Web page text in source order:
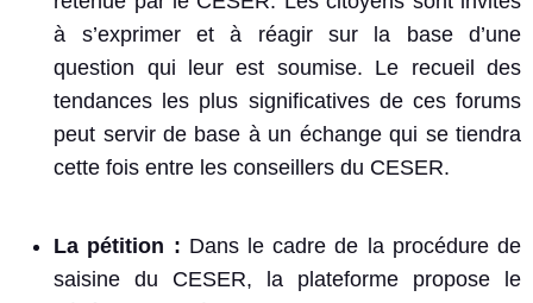
à s’exprimer et à réagir sur la base d’une
question qui leur est soumise. Le recueil des
tendances les plus significatives de ces forums
peut servir de base à un échange qui se tiendra
cette fois entre les conseillers du CESER.
La pétition : Dans le cadre de la procédure de
saisine du CESER, la plateforme propose le